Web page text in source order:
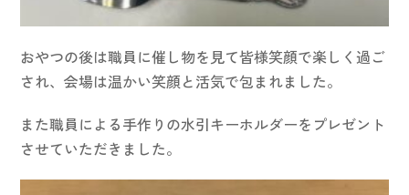
おやつの後は職員に催し物を見て皆様笑顔で楽しく過ご
され、会場は温かい笑顔と活気で包まれました。
また職員による手作りの水引キーホルダーをプレゼント
させていただきました。